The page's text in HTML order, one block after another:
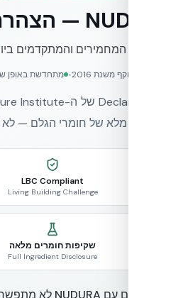
NUDURA — הצהרת תאימות ואישור עמידה בתקן
מהתקנים המחמירים והמתקדמים
הסמכה בתוקף משנת 2016 • מתחדשת באופן
עם פירוט מלא של חומרי הגלם —
LBC Compliant
Living Building Challenge
שקיפות חומרים מלאה
Full Ingredient Disclosure
"כשבונים עם NUDURA לא מתפשרים — לא על קצב הבנייה המהיר, לא על איכות, ולא על תקנים סביבתיים מהמתקדמים בעולם."